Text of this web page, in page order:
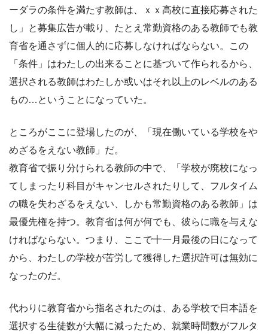
ーダラの条件を満たす教師は、ｘｘ高校に直接応募された
し」と募集広告が載り、たとえ常勤資格のある教師でも教
育省を通さずに個人的に応募しなければならない。この
「条件」はわたしの出来ることに基づいて作られるから、
選択される教師はわたしか或いはそれ以上のレベルのある
もの…ということになっていた。
ところがここに登場したのが、「現在働いている学校をや
めざるをえない教師」だ。
教育省で振り分けられる教師の中で、「学校が廃校になっ
てしまったり科目がキャンセルされたりして、フルタイム
の職を失わざるをえない、しかも常勤資格のある教師」は
最優先権を持つ。教育省は何が何でも、彼らに職を与えな
ければならない。つまり、ここで十一月最後の日になって
から、わたしの学校が苦労して獲得した選択許可は無効に
なったのだ。
代わりに教育省から指名されたのは、ある学校で日本語を
選択する生徒数が大幅に減ったため、就業時間数がフルタ